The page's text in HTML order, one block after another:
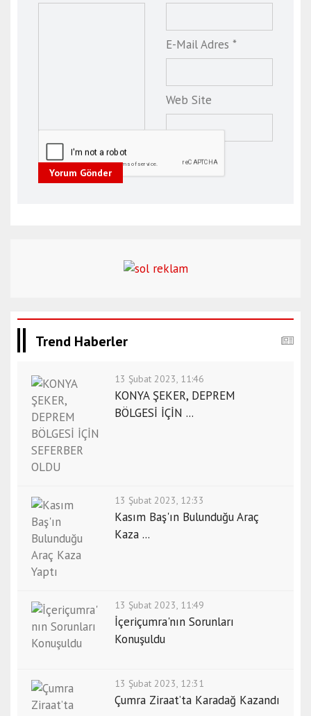
E-Mail Adres *
Web Site
Yorum Gönder
Trend Haberler
13 Şubat 2023, 11:46
KONYA ŞEKER, DEPREM
BÖLGESİ İÇİN ...
13 Şubat 2023, 12:33
Kasım Baş'ın Bulunduğu Araç
Kaza ...
13 Şubat 2023, 11:49
İçeriçumra'nın Sorunları
Konuşuldu
13 Şubat 2023, 12:31
Çumra Ziraat’ta Karadağ Kazandı